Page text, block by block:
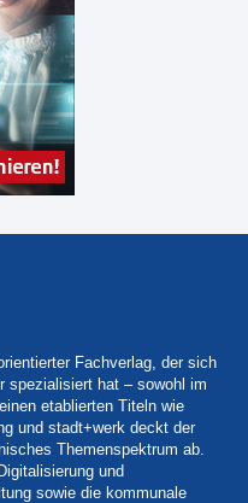
Fachverlag, der sich
spezialisiert hat – sowohl im
etablierten Titeln wie
und stadt+werk deckt der
Themenspektrum ab.
und
sowie die kommunale